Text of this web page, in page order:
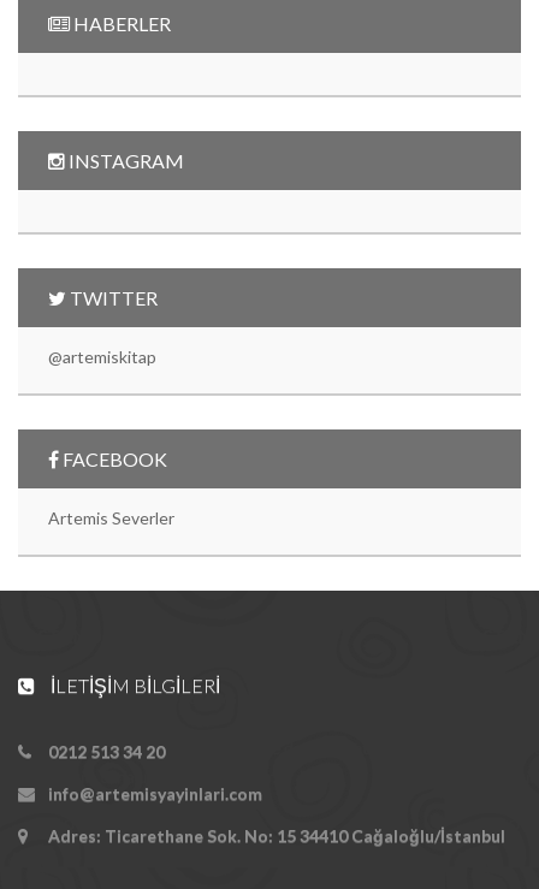
HABERLER
INSTAGRAM
TWITTER
@artemiskitap
FACEBOOK
Artemis Severler
İLETIŞIM BILGILERI
0212 513 34 20
info@artemisyayinlari.com
Adres: Ticarethane Sok. No: 15 34410 Cağaloğlu/İstanbul